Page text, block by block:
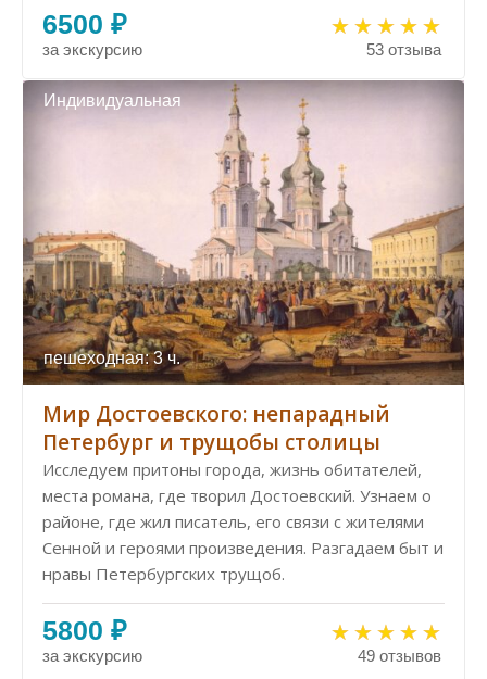
6500 ₽
за экскурсию 53 отзыва
Индивидуальная
пешеходная: 3 ч.
Мир Достоевского: непарадный
Петербург и трущобы столицы
Исследуем притоны города, жизнь обитателей,
места романа, где творил Достоевский. Узнаем о
районе, где жил писатель, его связи с жителями
Сенной и героями произведения. Разгадаем быт и
нравы Петербургских трущоб.
5800 ₽
за экскурсию 49 отзывов